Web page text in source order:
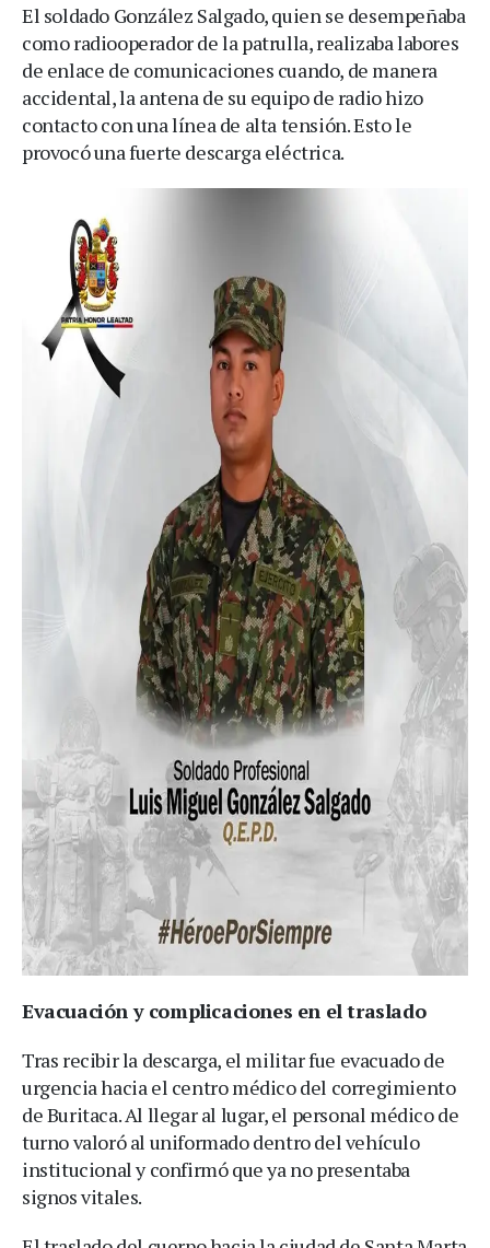
El soldado González Salgado, quien se desempeñaba
como radiooperador de la patrulla, realizaba labores
de enlace de comunicaciones cuando, de manera
accidental, la antena de su equipo de radio hizo
contacto con una línea de alta tensión. Esto le
provocó una fuerte descarga eléctrica.
Evacuación y complicaciones en el traslado
Tras recibir la descarga, el militar fue evacuado de
urgencia hacia el centro médico del corregimiento
de Buritaca. Al llegar al lugar, el personal médico de
turno valoró al uniformado dentro del vehículo
institucional y confirmó que ya no presentaba
signos vitales.